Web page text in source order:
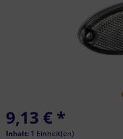
9,13 € *
Inhalt: 1 Einheit(en)